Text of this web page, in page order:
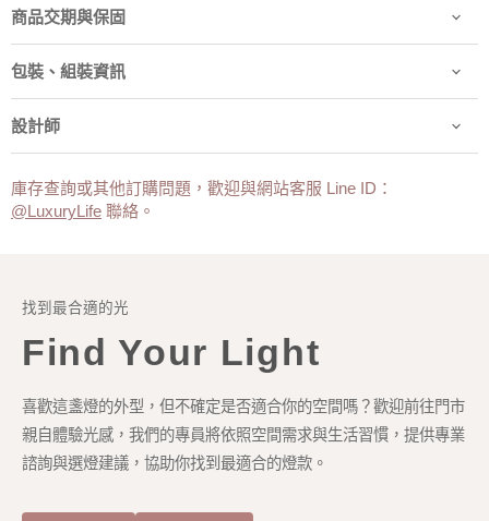
商品交期與保固
包裝、組裝資訊
設計師
庫存查詢或其他訂購問題，歡迎與網站客服 Line ID：
@LuxuryLife 聯絡。
找到最合適的光
Find Your Light
喜歡這盞燈的外型，但不確定是否適合你的空間嗎？歡迎前往門市
親自體驗光感，我們的專員將依照空間需求與生活習慣，提供專業
諮詢與選燈建議，協助你找到最適合的燈款。